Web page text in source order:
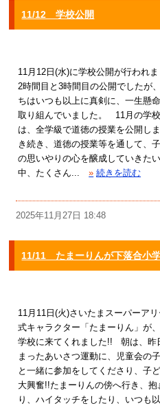
11/12 学校公開
11月12日(水)に学校公開が行われ
2時間目と3時間目の公開でしたが
ちはいつも以上に真剣に、一生懸
取り組んでいました。 11月の学
は、全学級で道徳の授業を公開しま
き続き、道徳の授業等を通して、
の思いやりの心を醸成していきた
中、たくさん...
» 続きを読む
2025年11月27日 18:48
11/11 たまーりんが下落合小
11月11日(火)さいたまスーパーア
式キャラクター「たまーりん」が
学校に来てくれました!! 朝は、昨
まったあいさつ運動に、児童会の
と一緒に参加をしてくださり、子
大興奮!!たまーりんの傍へ行き、抱
り、ハイタッチをしたり、いつも